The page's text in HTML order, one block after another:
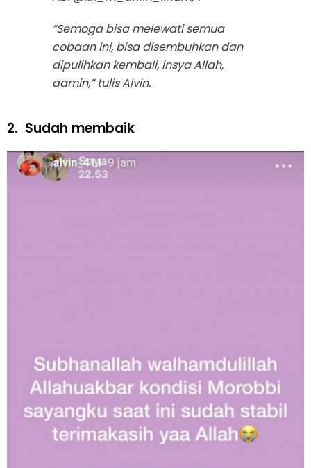
“Semoga bisa melewati semua
cobaan ini, bisa disembuhkan dan
dipulihkan kembali, insya Allah,
aamin,” tulis Alvin.
2. Sudah membaik